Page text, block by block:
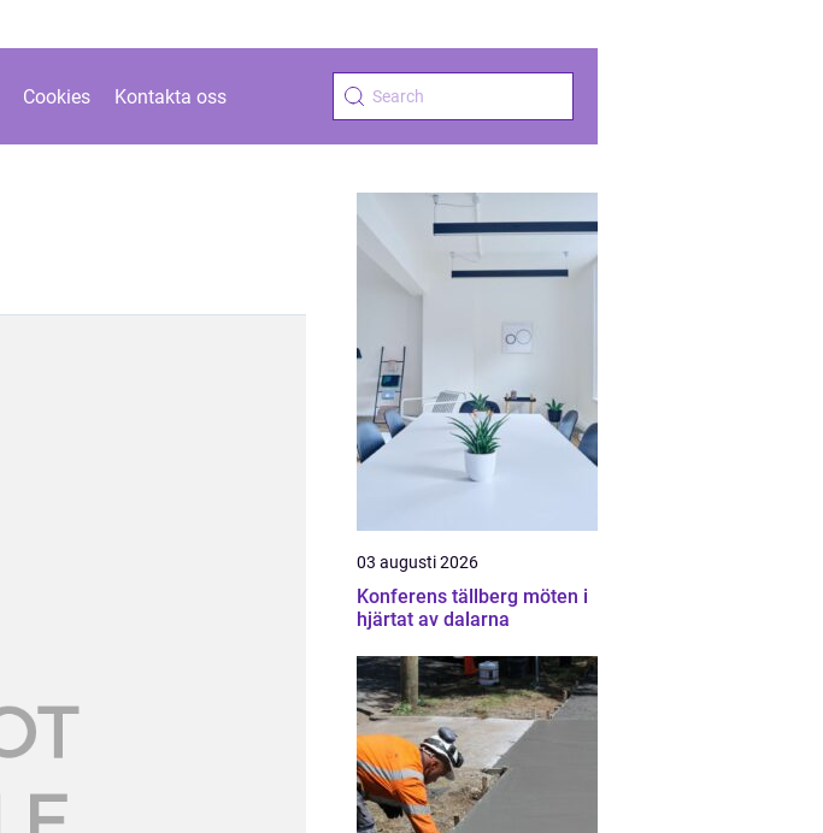
Cookies Kontakta oss
03 augusti 2026
Konferens tällberg möten i
hjärtat av dalarna